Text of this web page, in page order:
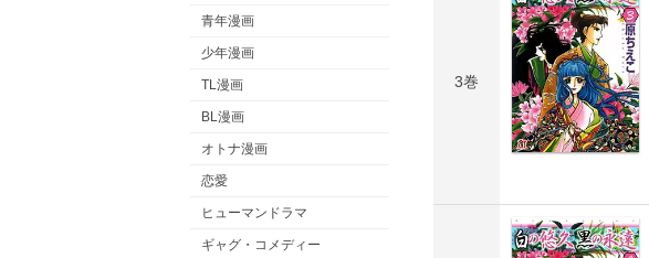
青年漫画
少年漫画
TL漫画
BL漫画
オトナ漫画
恋愛
ヒューマンドラマ
ギャグ・コメディー
3巻